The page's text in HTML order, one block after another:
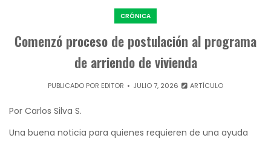
CRÓNICA
Comenzó proceso de postulación al programa
de arriendo de vivienda
PUBLICADO POR EDITOR JULIO 7, 2026 ARTÍCULO
Por Carlos Silva S.
Una buena noticia para quienes requieren de una ayuda